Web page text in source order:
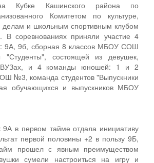
Кубке Кашинского района по
Комитетом по культуре,
делам и школьным спортивным клубом
приняли участие 4
9А, 9б, сборная 8 классов МБОУ СОШ
состоящей из девушек,
ВУЗах, и 4 команды юношей: 1 и 2
№3, команда студентов "Выпускники
обучающихся и выпускников МБОУ
в первом тайме отдала инициативу
первой половины +2 в пользу 9Б,
прошел с явным преимуществом
сумели настроиться на игру и